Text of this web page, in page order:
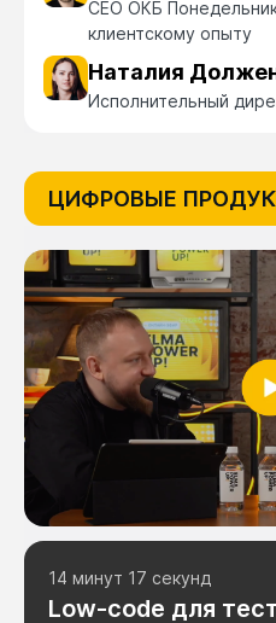
CEO ОКБ
клиентскому опыту
Наталия
Исполнительный
ЦИФРОВЫЕ
14 минут 17 секунд
Low-code для